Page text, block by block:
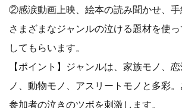
②感涙動画上映、絵本の読み聞かせ、手
さまざまなジャンルの泣ける題材を使
してもらいます。
【ポイント】ジャンルは、家族モノ、
ノ、動物モノ、アスリートモノと多彩
参加者の泣きのツボを刺激します。